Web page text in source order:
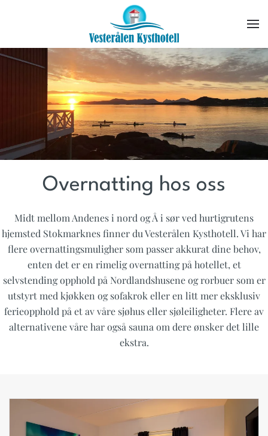
Skip to main content
Overnatting hos oss
Midt mellom Andenes i nord og Å i sør ved hurtigrutens
hjemsted Stokmarknes finner du Vesterålen Kysthotell. Vi har
flere overnattingsmuligher som passer akkurat dine behov,
enten det er en rimelig overnatting på hotellet, et
selvstending opphold på Nordlandshusene og rorbuer som er
utstyrt med kjøkken og sofakrok eller en litt mer eksklusiv
ferieopphold på et av våre sjøhus eller sjøleiligheter. Flere av
alternativene våre har også sauna om dere ønsker det lille
ekstra.